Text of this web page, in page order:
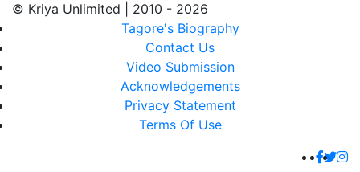
© Kriya Unlimited | 2010 - 2026
Tagore's Biography
Contact Us
Video Submission
Acknowledgements
Privacy Statement
Terms Of Use